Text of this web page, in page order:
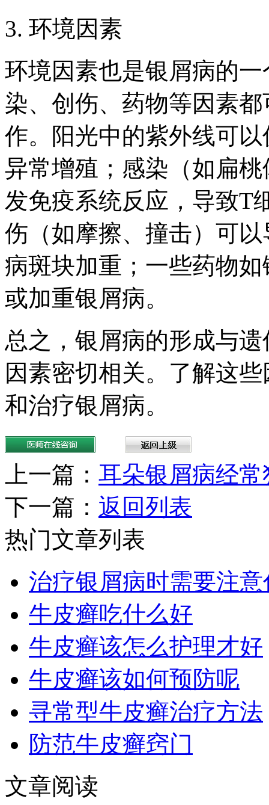
3. 环境因素
环境因素也是银屑病的
染、创伤、药物等因素
作。阳光中的紫外线可
异常增殖；感染（如扁
发免疫系统反应，导致T
伤（如摩擦、撞击）可
病斑块加重；一些药物
或加重银屑病。
总之，银屑病的形成与
因素密切相关。了解这
和治疗银屑病。
上一篇： 耳朵银屑病经常
下一篇： 返回列表
热门文章列表
治疗银屑病时需要注意
牛皮癣吃什么好
牛皮癣该怎么护理才好
牛皮癣该如何预防呢
寻常型牛皮癣治疗方法
防范牛皮癣窍门
文章阅读